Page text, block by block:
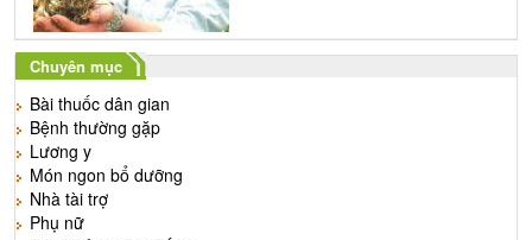
Chuyên mục
Bài thuốc dân gian
Bệnh thường gặp
Lương y
Món ngon bổ dưỡng
Nhà tài trợ
Phụ nữ